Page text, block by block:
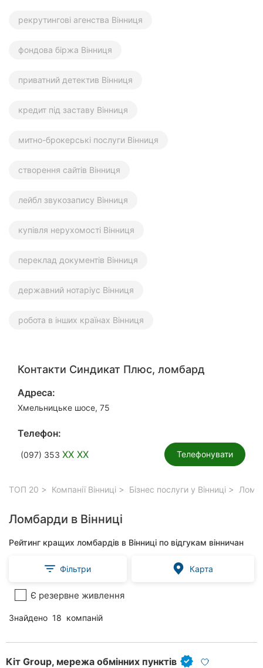
рекрутингові агенства Вінниця
фондова біржа Вінниця
приватний детектив Вінниця
кредит під заставу Вінниця
митно-брокерські послуги Вінниця
створення сайтів Вінниця
лейбл звукозапису Вінниця
купівля нерухомості Вінниця
переклад документів Вінниця
державний нотаріус Вінниця
робота в інших країнах Вінниця
Контакти Синдикат Плюс, ломбард
Адреса:
Хмельницьке шосе, 75
Телефон:
(097) 353 XX XX Телефонувати
ТОП 20 Компанії Вінниці Бізнес послуги у Вінниці
Ломбарди в Вінниці
Рейтинг кращих ломбардів в Вінниці по відгукам вінничан
Фільтри Карта
Є резервне живлення
Знайдено 18 компаній
Кіт Group, мережа обмінних пунктів